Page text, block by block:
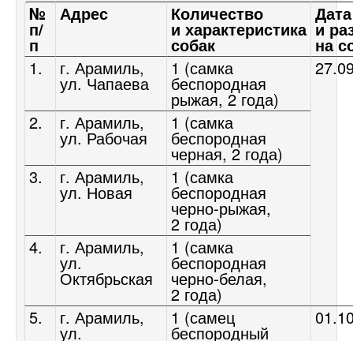
№
п/
п
Адрес Количество
и характеристика
собак
и
на
1.
г. Арамиль,
ул. Чапаева
1 (самка
беспородная
рыжая, 2 года)
2. г. Арамиль,
ул. Рабочая
1 (самка
беспородная
черная, 2 года)
3.
г. Арамиль,
ул. Новая
1 (самка
беспородная
черно-рыжая,
2 года)
4.
г. Арамиль,
ул.
Октябрьская
1 (самка
беспородная
черно-белая,
2 года)
5.
г. Арамиль,
ул.
1 (самец
беспородный